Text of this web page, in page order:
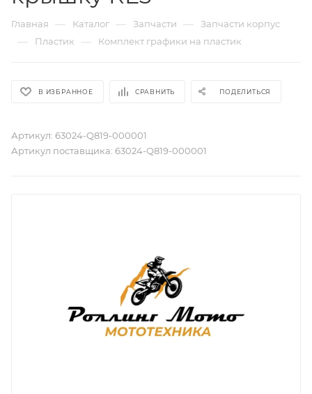
Главная — Каталог — Запчасти — Запчасти корпус
— Пластик — Комплект графики на пластик
В ИЗБРАННОЕ СРАВНИТЬ ПОДЕЛИТЬСЯ
Артикул: 63024-Q819-000001
Артикул поставщика: 63024-Q819-000001